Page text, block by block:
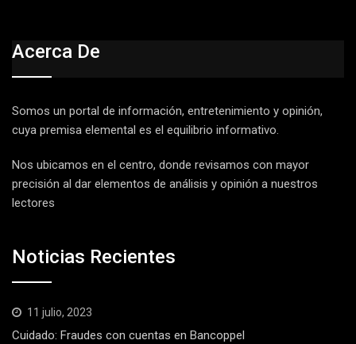
Acerca De
Somos un portal de información, entretenimiento y opinión,
cuya premisa elemental es el equilibrio informativo.
Nos ubicamos en el centro, donde revisamos con mayor
precisión al dar elementos de análisis y opinión a nuestros
lectores
Noticias Recientes
11 julio, 2023
Cuidado: Fraudes con cuentas en Bancoppel